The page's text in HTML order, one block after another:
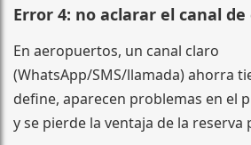
Error 4: no aclarar el canal
En aeropuertos, un canal claro
(WhatsApp/SMS/llamada) ahorra
define, aparecen problemas en el
y se pierde la ventaja de la reserva